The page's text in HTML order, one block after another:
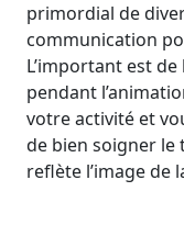
primordial de
communication
L’important est
pendant
votre activité et
de bien soigner le
reflète l’image de